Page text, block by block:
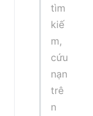
tìm
kiế
m,
cứu
nạn
trê
n